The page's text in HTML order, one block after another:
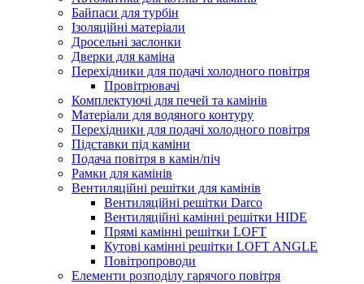
Байпаси для турбін
Ізоляційні матеріали
Дросельні заслонки
Дверки для каміна
Перехідники для подачі холодного повітря
Провітрювачі
Комплектуючі для печей та камінів
Матеріали для водяного контуру
Перехідники для подачі холодного повітря
Підставки під каміни
Подача повітря в камін/піч
Рамки для камінів
Вентиляційні решітки для камінів
Вентиляційні решітки Darco
Вентиляційні камінні решітки HIDE
Прямі камінні решітки LOFT
Кутові камінні решітки LOFT ANGLE
Повітропроводи
Елементи розподілу гарячого повітря